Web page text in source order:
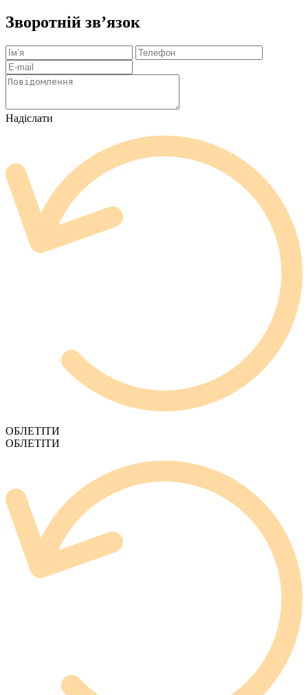
Зворотній зв’язок
Надіслати
ОБЛЕТІТИ
ОБЛЕТІТИ